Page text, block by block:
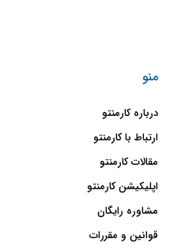
منو
درباره کارمنتو
ارتباط با کارمنتو
مقالات کارمنتو
اپلیکیشن کارمنتو
مشاوره رایگان
قوانین و مقررات